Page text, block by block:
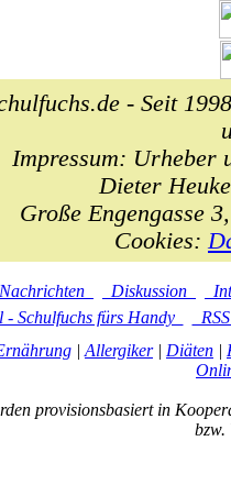
- Seit
Impressum: Urheber
Dieter
Große Engengasse
Cookies:
Nachrichten Diskussion
- Schulfuchs fürs Handy
| Allergiker| Diäten |
provisionsbasiert in
bzw.